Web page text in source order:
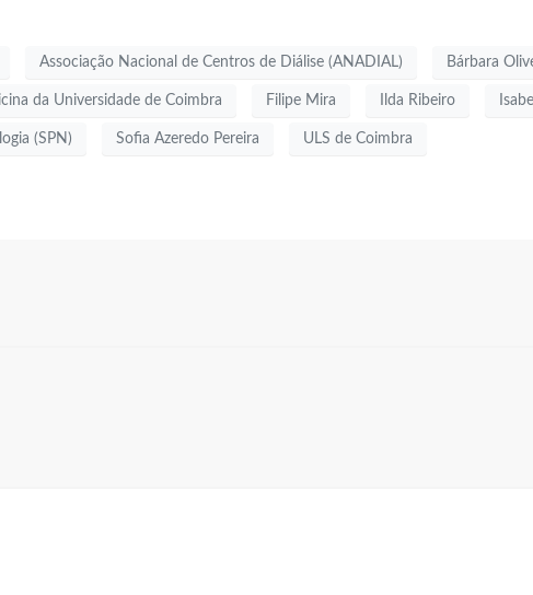
Associação Nacional de Centros de Diálise (ANADIAL) Bárbara
da Universidade de Coimbra Filipe Mira Ilda Ribeiro
(SPN) Sofia Azeredo Pereira ULS de Coimbra